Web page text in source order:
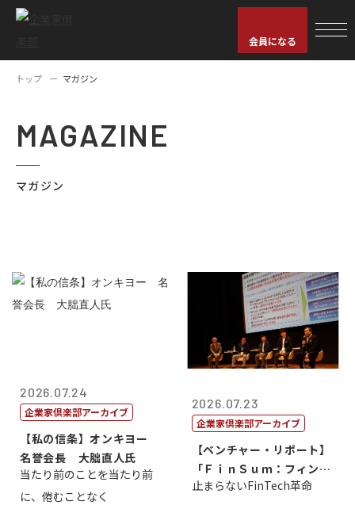
会員になる
トップ マガジン
MAGAZINE
マガジン
2026.07.24
企業家倶楽部アーカイブ
【私の信条】オンキヨー
名誉会長 大朏直人氏
当たり前のことを当たり前
に、倦むことなく
2026.07.23
企業家倶楽部アーカイブ
【ベンチャー・リポート】
「ＦｉｎＳｕｍ：フィンテ
ック・サミッ...
止まらないFinTech革命